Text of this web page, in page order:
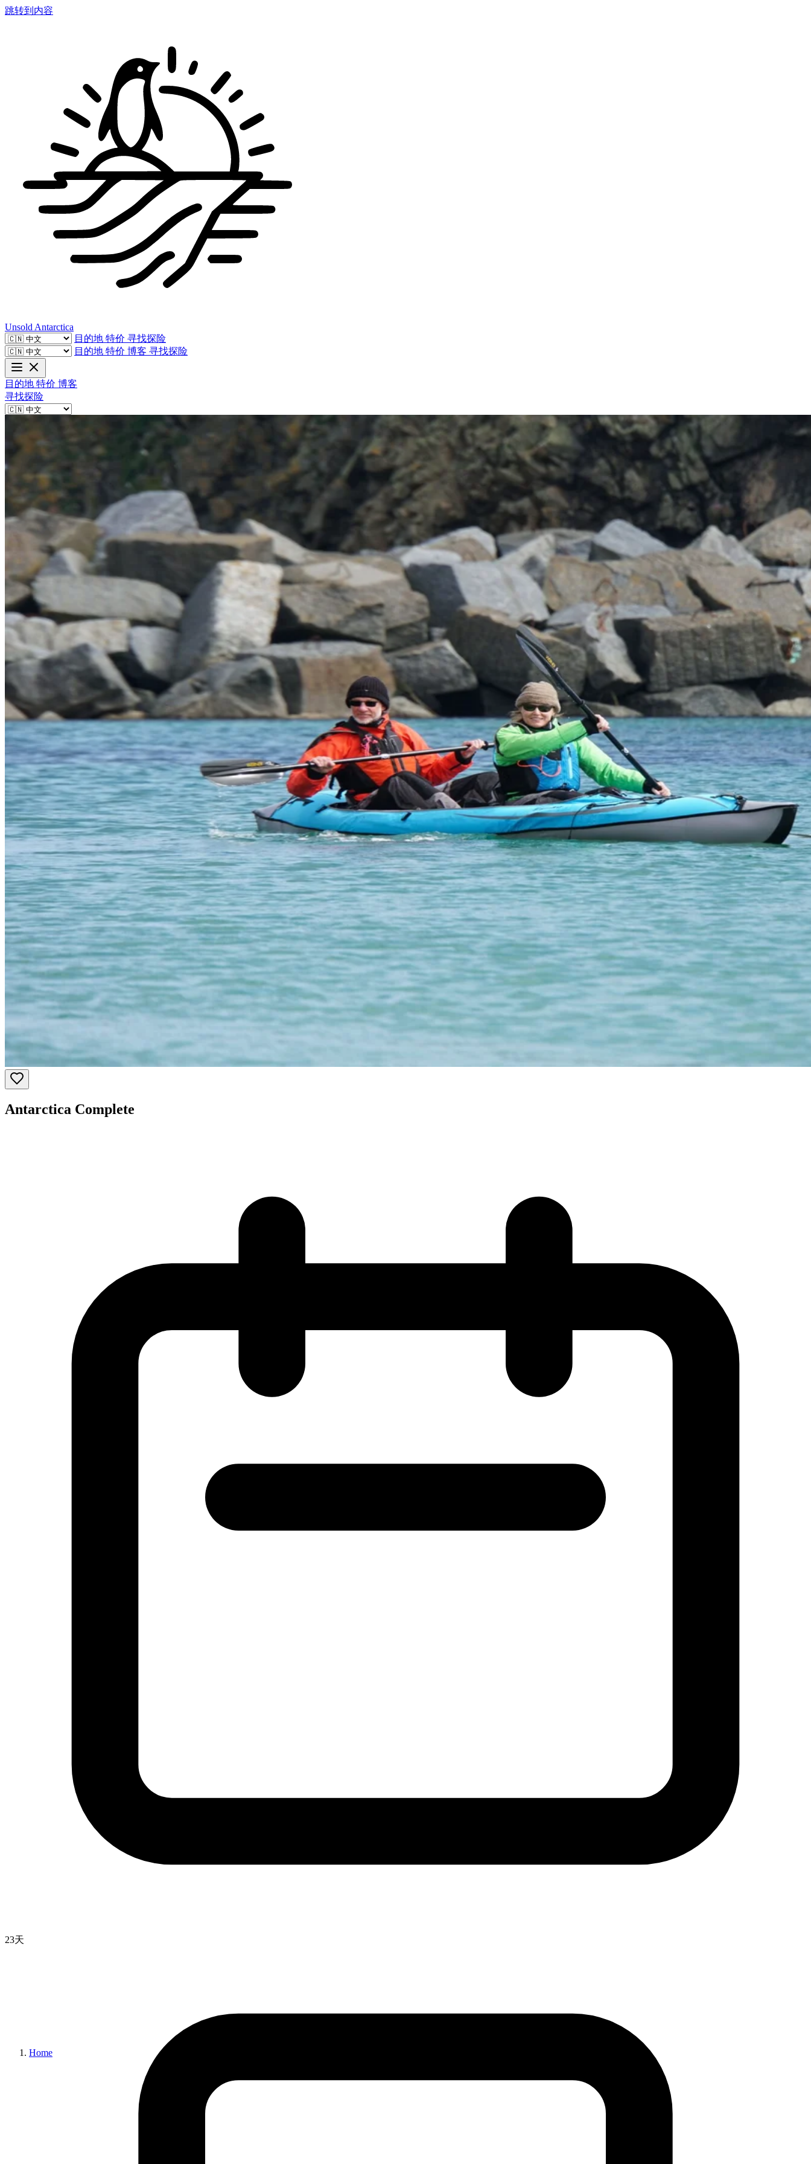
跳转到内容
Unsold Antarctica
目的地 特价 寻找探险
目的地 特价 博客 寻找探险
目的地 特价 博客
寻找探险
Antarctica Complete
23天
Home